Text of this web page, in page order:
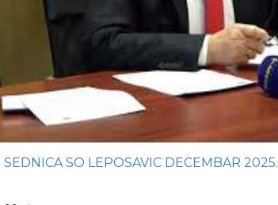
SEDNICA SO LEPOSAVIC DECEMBAR 2025.